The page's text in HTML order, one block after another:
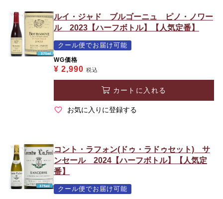
ルイ・ジャド ブルゴーニュ ピノ・ノワー
ル 2023【ハーフボトル】【人気定番】
クール便でお届け可能
WG価格
¥ 2,990 税込
カートに入れる
お気に入りに登録する
コント・ラフォン(ドゥ・ラドゥセット) サ
ンセール 2024【ハーフボトル】【人気定
番】
クール便でお届け可能